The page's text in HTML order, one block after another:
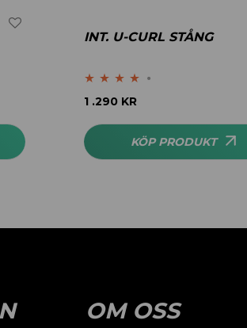
INT. U-CURL STÅNG
Betygsatt
1 .290 KR
KÖP PRODUKT
OM OSS